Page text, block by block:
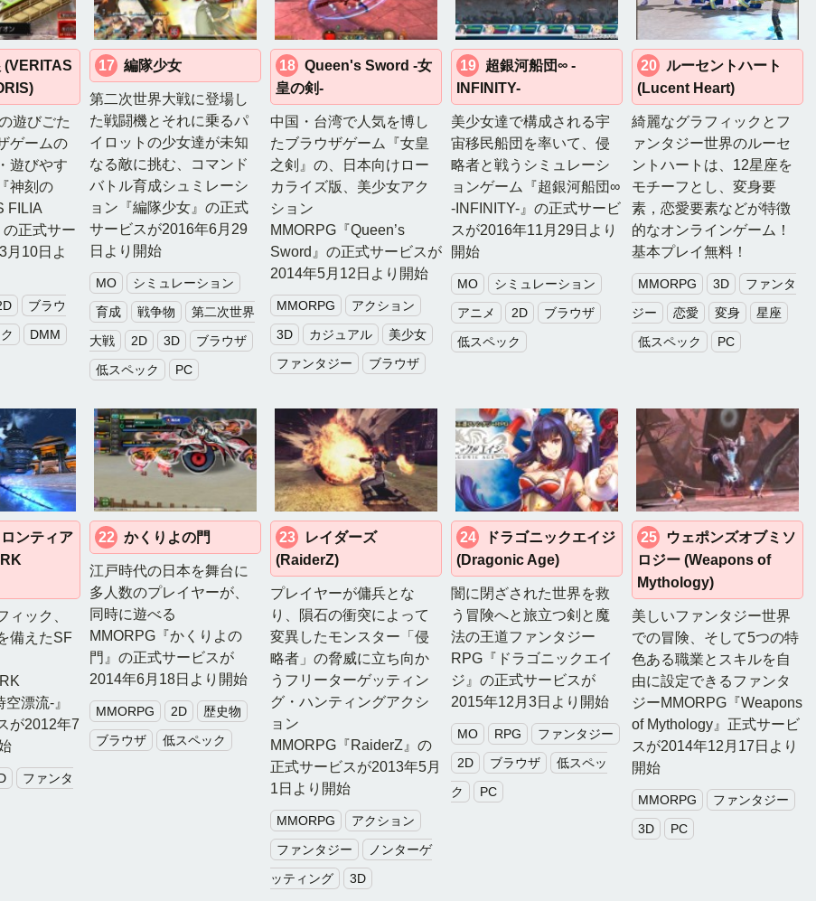
(VERITAS
遊びごた
ゲームの
遊びやす
神刻の
FILIA
正式サー
月10日よ
ブラウ
DMM
17 編隊少女
第二次世界大戦に登場し
た戦闘機とそれに乗るパ
イロットの少女達が未知
なる敵に挑む、コマンド
バトル育成シュミレーシ
ョン『編隊少女』の正式
サービスが2016年6月29
日より開始
MO
シミュレーション
育成
戦争物
第二次世界
大戦
2D 3D
ブラウザ
低スペック
PC
18
Queen's Sword -女
皇の剣-
中国・台湾で人気を博し
たブラウザゲーム『女皇
之剣』の、日本向けロー
カライズ版、美少女アク
ション
MMORPG『Queen’s
Sword』の正式サービスが
2014年5月12日より開始
MMORPG
アクション
3D
カジュアル
美少女
ファンタジー
ブラウザ
19
超銀河船団∞ -
INFINITY-
美少女達で構成される宇
宙移民船団を率いて、侵
略者と戦うシミュレーシ
ョンゲーム『超銀河船団∞
-INFINITY-』の正式サービ
スが2016年11月29日より
開始
MO
シミュレーション
アニメ
2D
ブラウザ
低スペック
20
ルーセントハート
(Lucent Heart)
綺麗なグラフィックとフ
ァンタジー世界のルーセ
ントハートは、12星座を
モチーフとし、変身要
素，恋愛要素などが特徴
的なオンラインゲーム！
基本プレイ無料！
MMORPG 3D
ファンタ
ジー
恋愛 変身
星座
低スペック
PC
ンティア
ィック、
備えたSF
漂流-』
が2012年7
ファンタ
22 かくりよの門
江戸時代の日本を舞台に
多人数のプレイヤーが、
同時に遊べる
MMORPG『かくりよの
門』の正式サービスが
2014年6月18日より開始
MMORPG 2D
歴史物
ブラウザ
低スペック
23
レイダーズ
(RaiderZ)
プレイヤーが傭兵とな
り、隕石の衝突によって
変異したモンスター「侵
略者」の脅威に立ち向か
うフリーターゲッティン
グ・ハンティングアクシ
ョン
MMORPG『RaiderZ』の
正式サービスが2013年5月
1日より開始
MMORPG
アクション
ファンタジー
ノンターゲ
ッティング
3D
24
ドラゴニックエイジ
(Dragonic Age)
闇に閉ざされた世界を救
う冒険へと旅立つ剣と魔
法の王道ファンタジー
RPG『ドラゴニックエイ
ジ』の正式サービスが
2015年12月3日より開始
MO RPG
ファンタジー
2D
ブラウザ
低スペッ
ク
PC
25
ウェポンズオブミソ
ロジー (Weapons of
Mythology)
美しいファンタジー世界
での冒険、そして5つの特
色ある職業とスキルを自
由に設定できるファンタ
ジーMMORPG『Weapons
of Mythology』正式サービ
スが2014年12月17日より
開始
MMORPG
ファンタジー
3D
PC